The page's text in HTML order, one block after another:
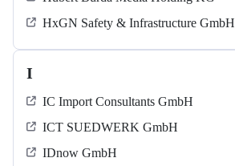
HxGN Safety & Infrastructure GmbH
I
IC Import Consultants GmbH
ICT SUEDWERK GmbH
IDnow GmbH